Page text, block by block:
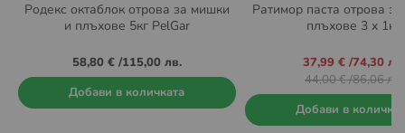
Родекс октаблок отрова за мишки
и плъхове 5кг PelGar
58,80 €/115,00 лв.
Добави в количката
Ратимор паста отрова
плъхове 3 x 1кг.
Промо
цена
37,99 €/74,30 лв.
44,00 €/86,06 лв.
Добави в